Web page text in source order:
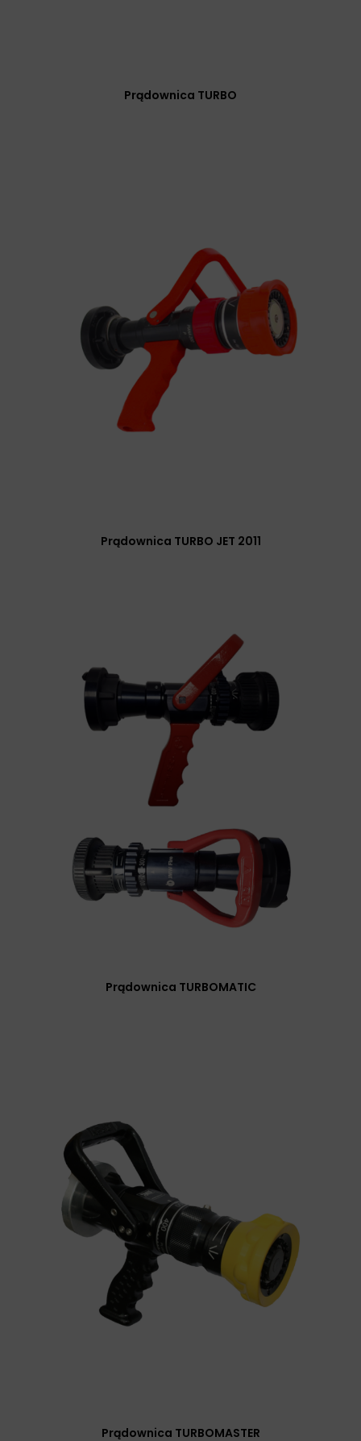
Prądownica TURBO
Prądownica TURBO JET 2011
Prądownica TURBOMATIC
Prądownica TURBOMASTER